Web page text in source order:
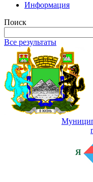
Информация
Поиск
Все результаты
Я